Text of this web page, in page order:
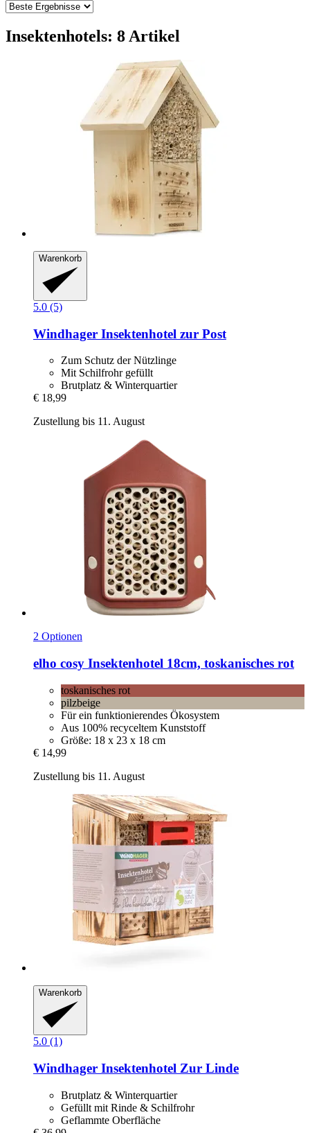
Insektenhotels: 8 Artikel
Warenkorb
5.0 (5)
Windhager Insektenhotel zur Post
Zum Schutz der Nützlinge
Mit Schilfrohr gefüllt
Brutplatz & Winterquartier
€ 18,99
Zustellung bis 11. August
2 Optionen
elho cosy Insektenhotel 18cm, toskanisches rot
toskanisches rot
pilzbeige
Für ein funktionierendes Ökosystem
Aus 100% recyceltem Kunststoff
Größe: 18 x 23 x 18 cm
€ 14,99
Zustellung bis 11. August
Warenkorb
5.0 (1)
Windhager Insektenhotel Zur Linde
Brutplatz & Winterquartier
Gefüllt mit Rinde & Schilfrohr
Geflammte Oberfläche